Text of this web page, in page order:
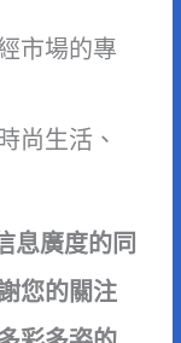
市場的專
尚生活、
息廣度的同
您的關注